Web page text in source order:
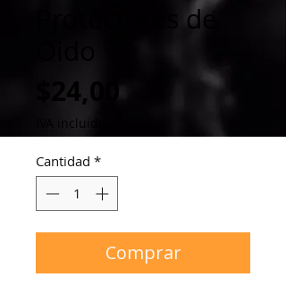
Protectores de
$24,00Precio
IVA incluido
Cantidad *
Comprar